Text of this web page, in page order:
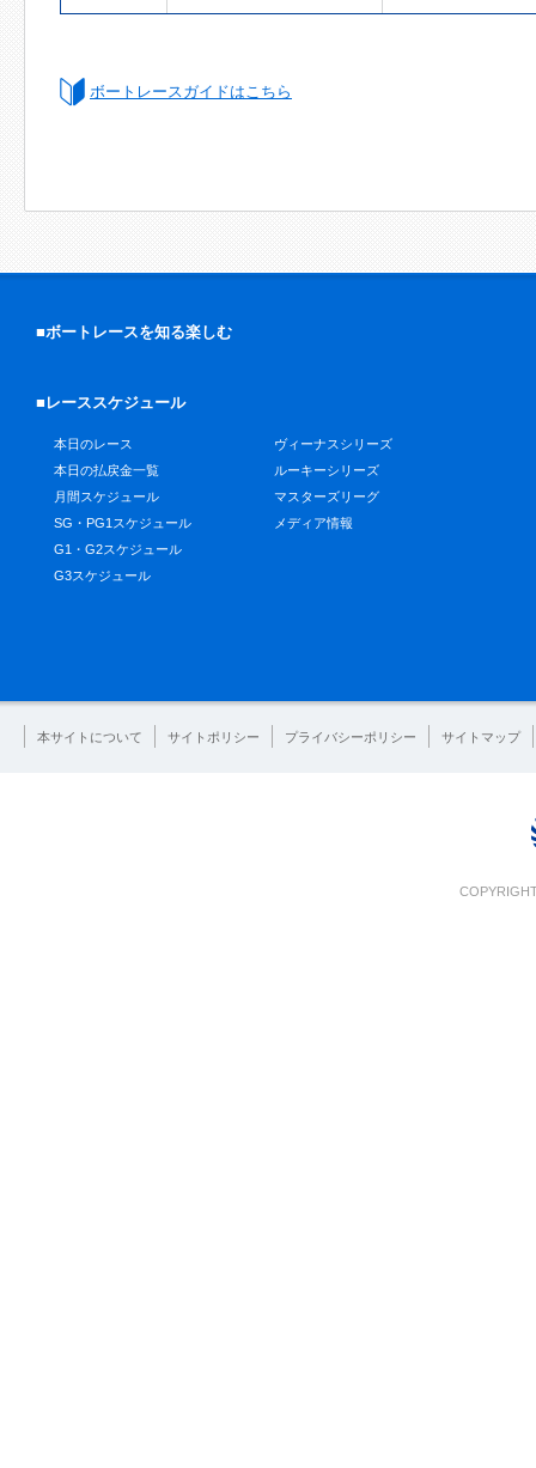
ボートレースガイドはこちら
■ボートレースを知る楽しむ
■レーススケジュール
本日のレース
本日の払戻金一覧
月間スケジュール
SG・PG1スケジュール
G1・G2スケジュール
G3スケジュール
ヴィーナスシリーズ
ルーキーシリーズ
マスターズリーグ
メディア情報
本サイトについて サイトポリシー プライバシーポリシー サイトマップ